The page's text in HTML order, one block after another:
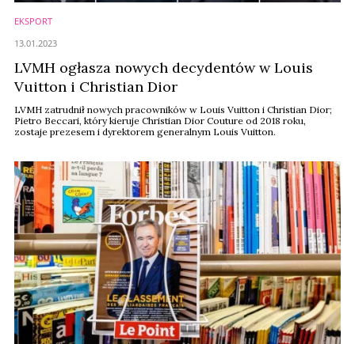
EKSPORT
LVMH ogłasza nowych decydentów w Louis
Vuitton i Christian Dior
LVMH zatrudnił nowych pracowników w Louis Vuitton i Christian Dior;
Pietro Beccari, który kieruje Christian Dior Couture od 2018 roku,
zostaje prezesem i dyrektorem generalnym Louis Vuitton.
13.01.2023